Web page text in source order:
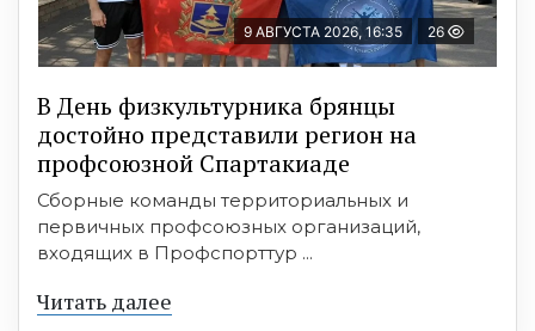
9 АВГУСТА 2026, 16:35 26
В День физкультурника брянцы
достойно представили регион на
профсоюзной Спартакиаде
Сборные команды территориальных и
первичных профсоюзных организаций,
входящих в Профспорттур ...
Читать далее